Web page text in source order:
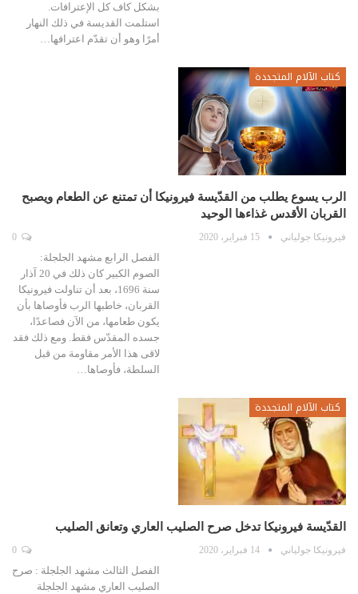
بشكل كاف كل الإعترافات.
استلمت القديسة في ذلك النهار
أمرًا وهو أن تقدّم اعترافها…
كتاب الآلام المتجددة
الرب يسوع يطلب من القدّيسة فيرونيكا أن تمتنع عن الطعام ويصبح
القربان الأقدس غذاءها الوحيد
فيرونيكا جولياني 15 فبراير، 2020
الفصل الرابع مشهد الجلجلة:
الصوم الكبير كان ذلك في 20 آذار
سنة 1696، بعد أن تناولت فيرونيكا
القربان، خاطبها الرب فأوصاها بأن
يكون طعامها، من الآن فصاعدًا،
جسده المقدّس فقط. ومع ذلك فقد
لاقى هذا الأمر مقاومة من قبل
السلطة، فأوصاها…
كتاب الآلام المتجددة
القدّيسة فيرونيكا تدخل صرح الصليب العاري وتعانق الصليب
فيرونيكا جولياني 14 فبراير، 2020
الفصل الثالث مشهد الجلجلة : صرح
الصليب العاري مشهد الجلجلة